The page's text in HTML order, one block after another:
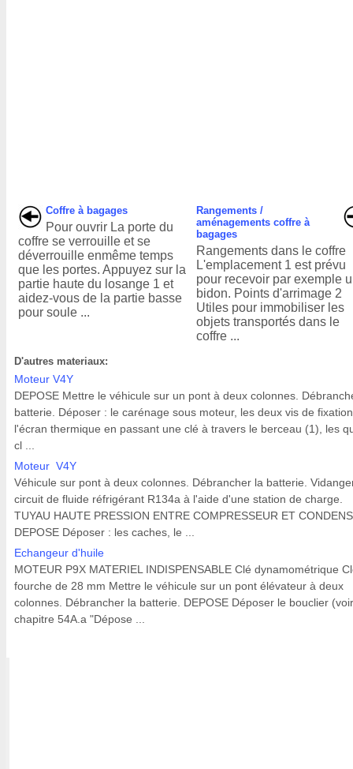
Coffre à bagages
Pour ouvrir La porte du
coffre se verrouille et se
déverrouille enmême temps
que les portes. Appuyez sur la
partie haute du losange 1 et
aidez-vous de la partie basse
pour soule ...
Rangements /
aménagements coffre à
bagages
Rangements dans le coffre
L'emplacement 1 est prévu
pour recevoir par exemple
bidon. Points d'arrimage 2
Utiles pour immobiliser les
objets transportés dans le
coffre ...
D'autres materiaux:
Moteur V4Y
DEPOSE Mettre le véhicule sur un pont à deux colonnes.
batterie. Déposer : le carénage sous moteur, les deux vis de
l'écran thermique en passant une clé à travers le berceau (1), les
cl ...
Moteur V4Y
Véhicule sur pont à deux colonnes. Débrancher la batterie.
circuit de fluide réfrigérant R134a à l'aide d'une station de charge.
TUYAU HAUTE PRESSION ENTRE COMPRESSEUR ET
DEPOSE Déposer : les caches, le ...
Echangeur d'huile
MOTEUR P9X MATERIEL INDISPENSABLE Clé dynamométrique
fourche de 28 mm Mettre le véhicule sur un pont élévateur à deux
colonnes. Débrancher la batterie. DEPOSE Déposer le bouclier (voir
chapitre 54A.a "Dépose ...